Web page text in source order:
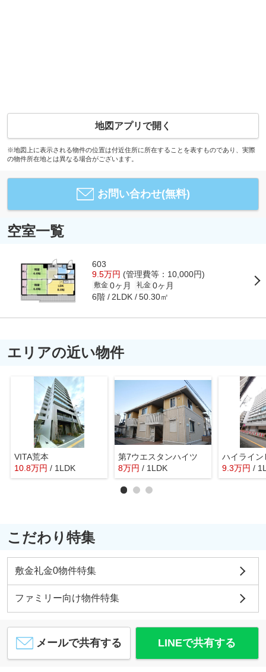
地図アプリで開く
※地図上に表示される物件の位置は付近住所に所在することを表すものであり、実際
の物件所在地とは異なる場合がございます。
お問い合わせ(無料)
空室一覧
603
9.5万円 (管理費等：10,000円)
敷金 0ヶ月 礼金 0ヶ月
6階 2LDK 50.30㎡
エリアの近い物件
VITA荒本
10.8万円 / 1LDK
第7ウエスタンハイツ
8万円 / 1LDK
ハイライ
9.3万円 /
こだわり特集
敷金礼金0物件特集
ファミリー向け物件特集
メールで共有する LINEで共有する